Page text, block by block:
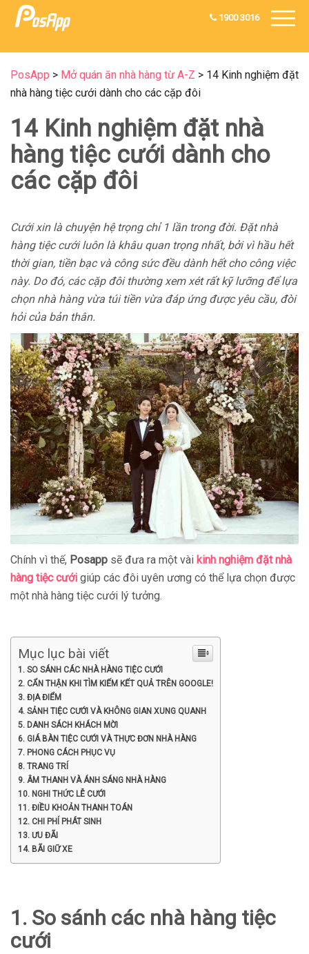
1900 3016
PosApp > Mở quán ăn nhà hàng từ A-Z > 14 Kinh nghiệm đặt
nhà hàng tiệc cưới dành cho các cặp đôi
14 Kinh nghiệm đặt nhà
hàng tiệc cưới dành cho
các cặp đôi
Cưới xin là chuyện hệ trọng chỉ 1 lần trong đời. Đặt nhà
hàng tiệc cưới luôn là khâu quan trọng nhất, bởi vì hầu hết
thời gian, tiền bạc và công sức đều dành hết cho công việc
này. Do đó, các cặp đôi thường xem xét rất kỹ lưỡng để lựa
chọn nhà hàng vừa túi tiền vừa đáp ứng được yêu cầu, đòi
hỏi của bản thân.
Chính vì thế, Posapp sẽ đưa ra một vài kinh nghiệm đặt nhà
hàng tiệc cưới giúp các đôi uyên ương có thể lựa chọn được
một nhà hàng tiệc cưới lý tưởng.
Mục lục bài viết
1. SO SÁNH CÁC NHÀ HÀNG TIỆC CƯỚI
2. CẨN THẬN KHI TÌM KIẾM KẾT QUẢ TRÊN GOOGLE!
3. ĐỊA ĐIỂM
4. SẢNH TIỆC CƯỚI VÀ KHÔNG GIAN XUNG QUANH
5. DANH SÁCH KHÁCH MỜI
6. GIÁ BÀN TIỆC CƯỚI VÀ THỰC ĐƠN NHÀ HÀNG
7. PHONG CÁCH PHỤC VỤ
8. TRANG TRÍ
9. ÂM THANH VÀ ÁNH SÁNG NHÀ HÀNG
10. NGHI THỨC LỄ CƯỚI
11. ĐIỀU KHOẢN THANH TOÁN
12. CHI PHÍ PHÁT SINH
13. ƯU ĐÃI
14. BÃI GIỮ XE
1. So sánh các nhà hàng tiệc
cưới